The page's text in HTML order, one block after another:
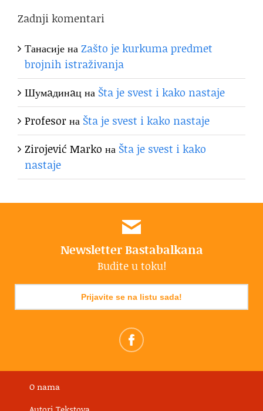
Zadnji komentari
ТанасијенаZašto je kurkuma predmet
brojnih istraživanja
Шумaдинaцна Šta je svest i kako nastaje
Profesorна Šta je svest i kako nastaje
Zirojević Marko на Šta je svest i kako
nastaje
Newsletter Bastabalkana
Budite u toku!
Prijavite se na listu sada!
O nama